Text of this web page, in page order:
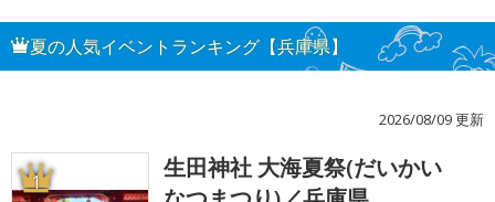
夏の人気イベントランキング【兵庫県】
2026/08/09 更新
1
生田神社 大海夏祭(だいかい